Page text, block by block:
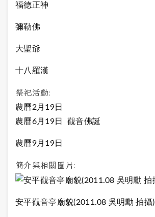
福德正神
彌勒佛
大聖爺
十八羅漢
祭祀活動:
農曆2月19日
農曆6月19日 觀音佛誕
農曆9月19日
簡介與相關圖片:
安平觀音亭廟貌(2011.08 吳明勳 拍攝)